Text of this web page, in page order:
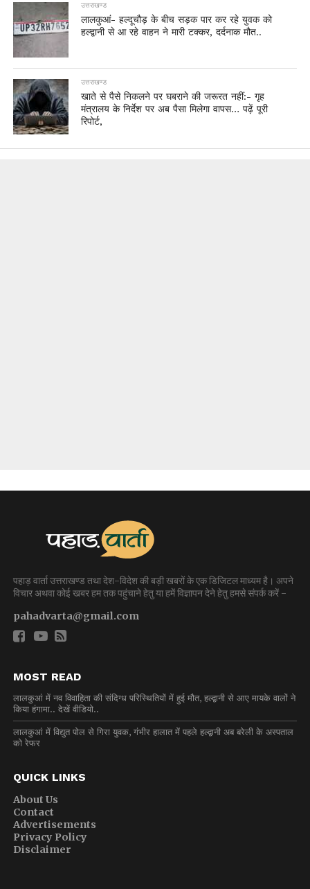
उत्तराखण्ड
लालकुआं- हल्दूचौड़ के बीच सड़क पार कर रहे युवक को
हल्द्वानी से आ रहे वाहन ने मारी टक्कर, दर्दनाक मौत..
उत्तराखण्ड
खाते से पैसे निकलने पर घबराने की जरूरत नहीं:- गृह
मंत्रालय के निर्देश पर अब पैसा मिलेगा वापस… पढ़ें पूरी
रिपोर्ट,
पहाड़ वार्ता उत्तराखण्ड तथा देश-विदेश की बड़ी खबरों के एक डिजिटल माध्यम है। अपने
विचार अथवा कोई खबर हम तक पहुंचाने हेतु या हमें विज्ञापन देने हेतु हमसे संपर्क करें -
pahadvarta@gmail.com
MOST READ
लालकुआं में नव विवाहिता की संदिग्ध परिस्थितियों में हुई मौत, हल्द्वानी से आए मायके वालों ने
किया हंगामा.. देखें वीडियो..
लालकुआं में विद्युत पोल से गिरा युवक, गंभीर हालात में पहले हल्द्वानी अब बरेली के अस्पताल
को रेफर
QUICK LINKS
About Us
Contact
Advertisements
Privacy Policy
Disclaimer